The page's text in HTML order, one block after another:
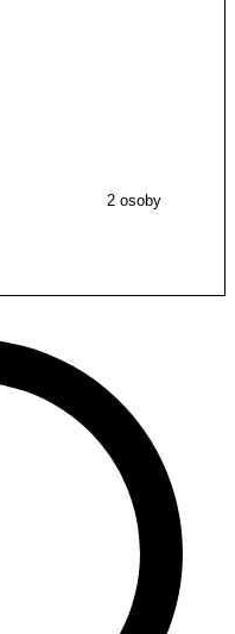
2 osoby